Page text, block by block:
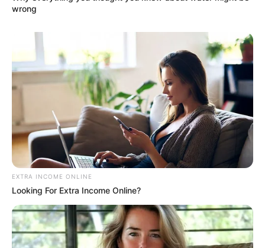
wrong
EXTRA INCOME ONLINE
Looking For Extra Income Online?